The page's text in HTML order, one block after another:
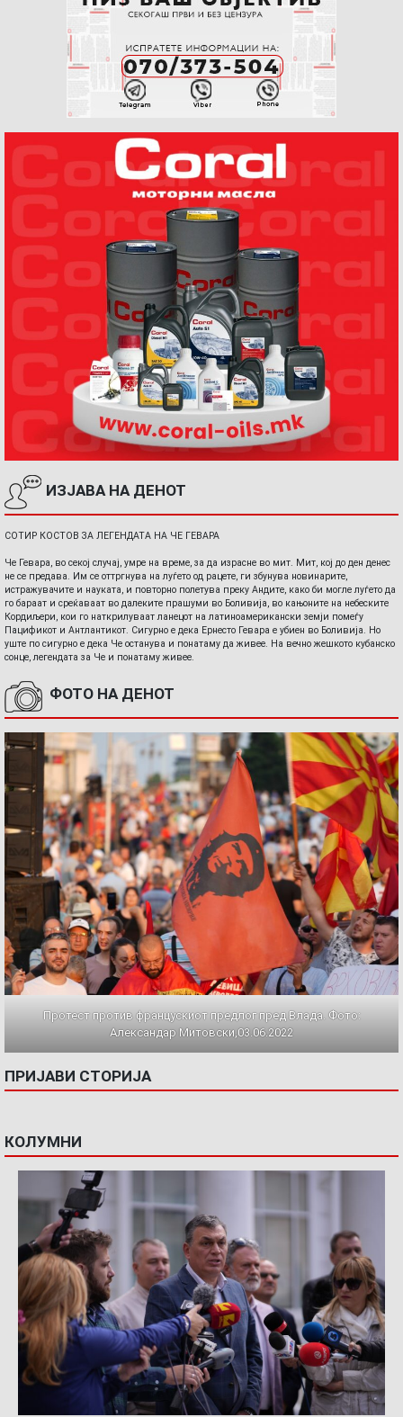
ИЗЈАВА НА ДЕНОТ
СОТИР КОСТОВ ЗА ЛЕГЕНДАТА НА ЧЕ ГЕВАРА
Че Гевара, во секој случај, умре на време, за да израсне во мит. Мит, кој до ден денес
не се предава. Им се оттргнува на луѓето од рацете, ги збунува новинарите,
истражувачите и науката, и повторно полетува преку Андите, како би могле луѓето да
го бараат и среќаваат во далеките прашуми во Боливија, во кањоните на небеските
Кордиљери, кои го наткрилуваат ланецот на латиноамерикански земји помеѓу
Пацификот и Антлантикот. Сигурно е дека Ернесто Гевара е убиен во Боливија. Но
уште по сигурно е дека Че останува и понатаму да живее. На вечно жешкото кубанско
сонце, легендата за Че и понатаму живее.
ФОТО НА ДЕНОТ
Протест против францускиот предлог пред Влада. Фото:
Александар Митовски,03.06.2022
ПРИЈАВИ СТОРИЈА
КОЛУМНИ